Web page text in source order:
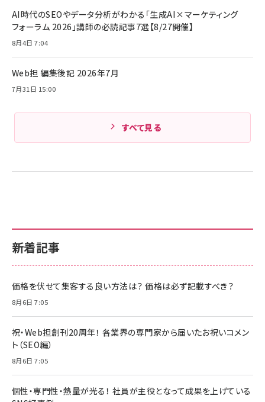
Amazonランキングをもっと見る
Anker PowerLine III Flow USB-C & USB-C
ケーブル Anker絡まないケーブル 240W 結束バン
ド付き USB PD対応 シリコン素材採用 iPhone
17 / 16 / 15 / Galaxy iPad Pro MacBook
Amazonランキングをもっと見る
￥4,857
Amazonランキングをもっと見る
新着記事
価格を伏せて集客する良い方法は？ 価格は必ず記載すべき？
8月6日 7:05
祝・Web担創刊20周年！ 各業界の専門家から届いたお祝いコメン
ト（SEO編）
8月6日 7:05
個性・専門性・熱量が光る！ 社員が主役となって成果を上げている
AI時代のSEOやデータ分析がわかる「生成AI×マーケティング
フォーラム 2026」講師の必読記事7選【8/27開催】
8月4日 7:04
Web担 編集後記 2026年7月
7月31日 15:00
すべて見る